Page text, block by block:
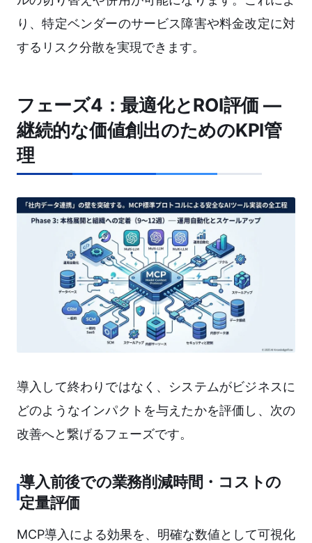
り、特定ベンダーのサービス障害や料金改定に対
するリスク分散を実現できます。
フェーズ4：最適化とROI評価 ―
継続的な価値創出のためのKPI管
理
導入して終わりではなく、システムがビジネスに
どのようなインパクトを与えたかを評価し、次の
改善へと繋げるフェーズです。
導入前後での業務削減時間・コストの
定量評価
MCP導入による効果を、明確な数値として可視化